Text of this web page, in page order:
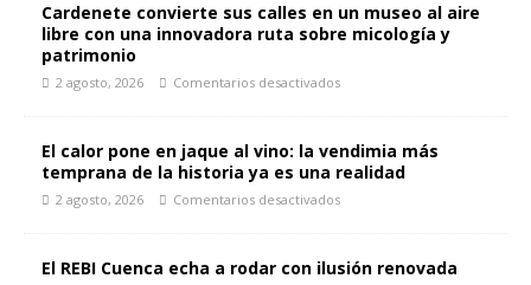
Cardenete convierte sus calles en un museo al aire
libre con una innovadora ruta sobre micología y
patrimonio
2 agosto, 2026 Comentarios desactivados
El calor pone en jaque al vino: la vendimia más
temprana de la historia ya es una realidad
2 agosto, 2026 Comentarios desactivados
El REBI Cuenca echa a rodar con ilusión renovada